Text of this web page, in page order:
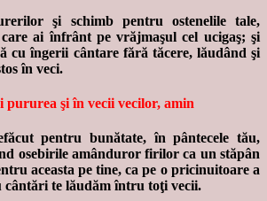
şi schimb pentru ostenelile tale,
ai înfrânt pe vrăjmaşul cel ucigaş; şi
cu îngerii cântare fără tăcere, lăudând şi
în veci.
pururea şi în vecii vecilor, amin
pentru bunătate, în pântecele tău,
osebirile amânduror firilor ca un stăpân
aceasta pe tine, ca pe o pricinuitoare a
cântări te lăudăm întru toţi vecii.